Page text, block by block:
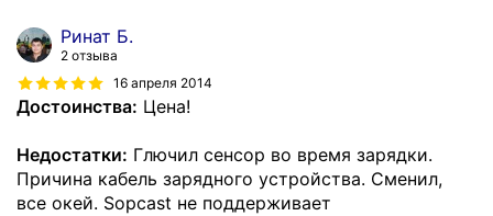
Ринат Б.
2 отзыва
16 апреля 2014
Достоинства: Цена!
Недостатки: Глючил сенсор во время зарядки.
Причина кабель зарядного устройства. Сменил,
все окей. Sopcast не поддерживает